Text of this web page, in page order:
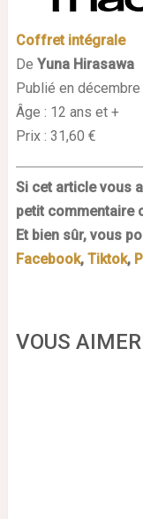
Coffret intégrale
De Yuna Hirasawa
Publié en
Âge : 12 ans et +
Prix : 31,60 €
Si cet article vous
petit commentaire
Et bien sûr, vous
Facebook, Tiktok,
VOUS